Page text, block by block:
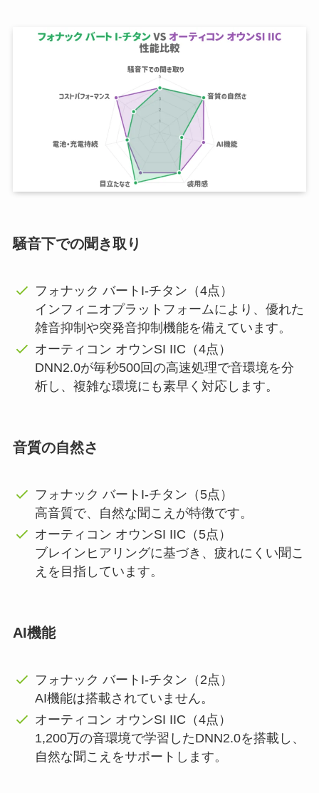
騒音下での聞き取り
フォナック バートI-チタン（4点）
インフィニオプラットフォームにより、優れた
雑音抑制や突発音抑制機能を備えています。
オーティコン オウンSI IIC（4点）
DNN2.0が毎秒500回の高速処理で音環境を分
析し、複雑な環境にも素早く対応します。
音質の自然さ
フォナック バートI-チタン（5点）
高音質で、自然な聞こえが特徴です。
オーティコン オウンSI IIC（5点）
ブレインヒアリングに基づき、疲れにくい聞こ
えを目指しています。
AI機能
フォナック バートI-チタン（2点）
AI機能は搭載されていません。
オーティコン オウンSI IIC（4点）
1,200万の音環境で学習したDNN2.0を搭載し、
自然な聞こえをサポートします。